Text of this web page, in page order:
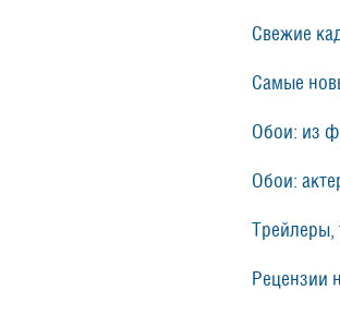
Свежие
Самые
Обои: из
Обои:
Трейлеры,
Рецензии